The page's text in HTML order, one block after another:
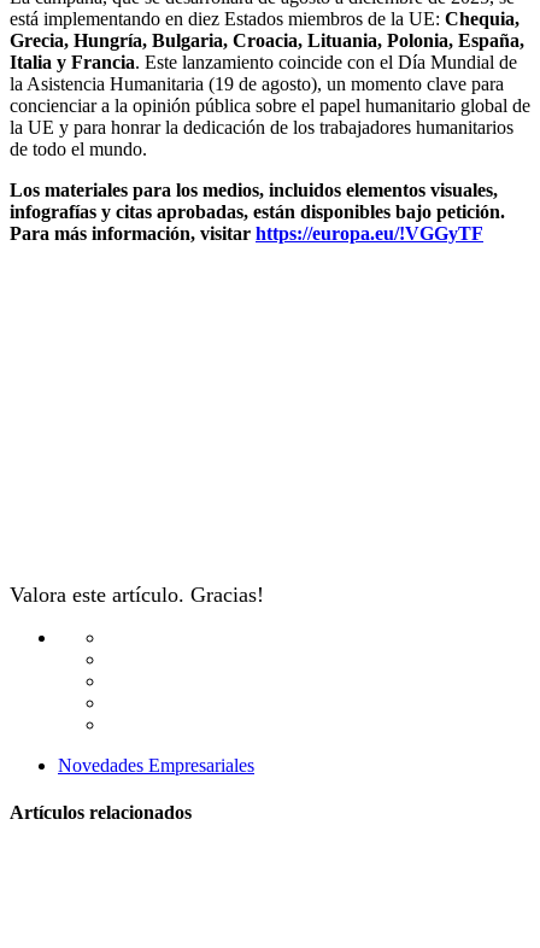
está implementando en diez Estados miembros de la UE: Chequia,
Grecia, Hungría, Bulgaria, Croacia, Lituania, Polonia, España,
Italia y Francia. Este lanzamiento coincide con el Día Mundial de
la Asistencia Humanitaria (19 de agosto), un momento clave para
concienciar a la opinión pública sobre el papel humanitario global de
la UE y para honrar la dedicación de los trabajadores humanitarios
de todo el mundo.
Los materiales para los medios, incluidos elementos visuales,
infografías y citas aprobadas, están disponibles bajo petición.
Para más información, visitar https://europa.eu/!VGGyTF
Valora este artículo. Gracias!
Novedades Empresariales
Artículos relacionados